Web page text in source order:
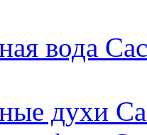
вода
духи